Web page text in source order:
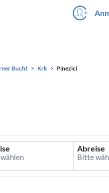
Bucht Krk Pinezici
Abreise